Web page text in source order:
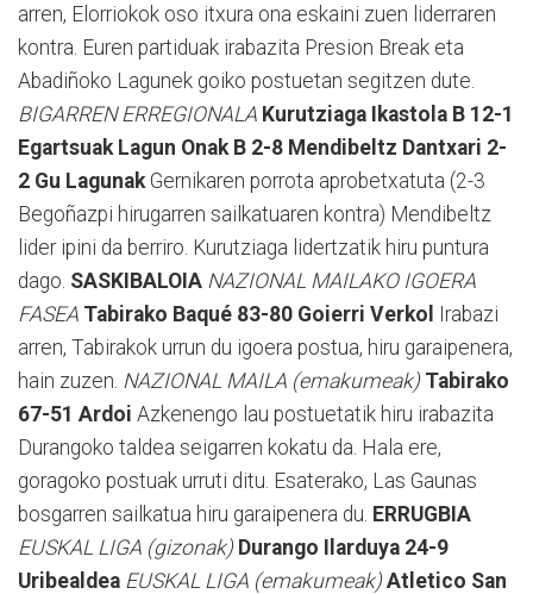
arren, Elorriokok oso itxura ona eskaini zuen liderraren
kontra. Euren partiduak irabazita Presion Break eta
Abadiñoko Lagunek goiko postuetan segitzen dute.
BIGARREN ERREGIONALA Kurutziaga Ikastola B 12-1
Egartsuak Lagun Onak B 2-8 Mendibeltz Dantxari 2-
2 Gu Lagunak Gernikaren porrota aprobetxatuta (2-3
Begoñazpi hirugarren sailkatuaren kontra) Mendibeltz
lider ipini da berriro. Kurutziaga lidertzatik hiru puntura
dago. SASKIBALOIA NAZIONAL MAILAKO IGOERA
FASEA Tabirako Baqué 83-80 Goierri Verkol Irabazi
arren, Tabirakok urrun du igoera postua, hiru garaipenera,
hain zuzen. NAZIONAL MAILA (emakumeak) Tabirako
67-51 Ardoi Azkenengo lau postuetatik hiru irabazita
Durangoko taldea seigarren kokatu da. Hala ere,
goragoko postuak urruti ditu. Esaterako, Las Gaunas
bosgarren sailkatua hiru garaipenera du. ERRUGBIA
EUSKAL LIGA (gizonak) Durango Ilarduya 24-9
Uribealdea EUSKAL LIGA (emakumeak) Atletico San